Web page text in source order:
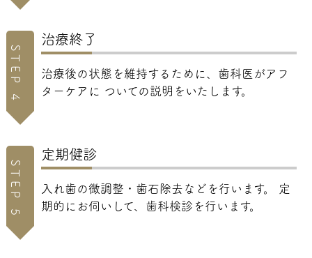
STEP 4
治療終了
治療後の状態を維持するために、歯科医がアフ
ターケアに ついての説明をいたします。
STEP 5
定期健診
入れ歯の微調整・歯石除去などを行います。 定
期的にお伺いして、歯科検診を行います。